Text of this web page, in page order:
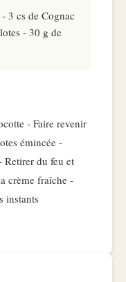
3 cs de Cognac
- 30 g de
- Faire revenir
émincée -
Retirer du feu et
crème fraîche -
instants